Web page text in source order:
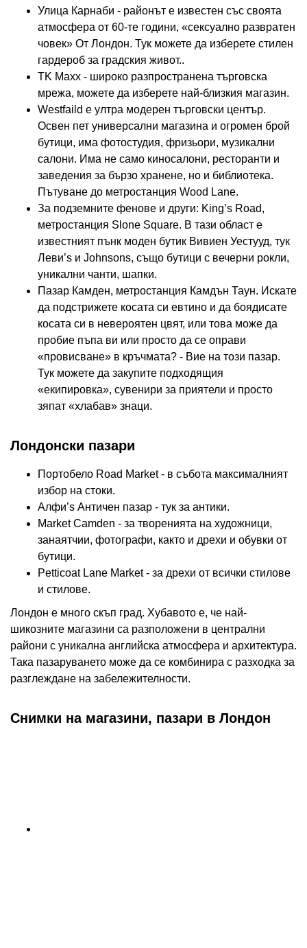
Улица Карнаби - районът е известен със своята
атмосфера от 60-те години, «сексуално развратен
човек» От Лондон. Тук можете да изберете стилен
гардероб за градския живот..
TK Maxx - широко разпространена търговска
мрежа, можете да изберете най-близкия магазин.
Westfaild е ултра модерен търговски център.
Освен пет универсални магазина и огромен брой
бутици, има фотостудия, фризьори, музикални
салони. Има не само киносалони, ресторанти и
заведения за бързо хранене, но и библиотека.
Пътуване до метростанция Wood Lane.
За подземните фенове и други: King’s Road,
метростанция Slone Square. В тази област е
известният пънк моден бутик Вивиен Уестууд, тук
Леви’s и Johnsons, също бутици с вечерни рокли,
уникални чанти, шапки.
Пазар Камден, метростанция Камдън Таун. Искате
да подстрижете косата си евтино и да боядисате
косата си в невероятен цвят, или това може да
пробие пъпа ви или просто да се оправи
«провисване» в кръчмата? - Вие на този пазар.
Тук можете да закупите подходящия
«екипировка», сувенири за приятели и просто
зяпат «хлабав» знаци.
Лондонски пазари
Портобело Road Market - в събота максималният
избор на стоки.
Алфи’s Античен пазар - тук за антики.
Market Camden - за творенията на художници,
занаятчии, фотографи, както и дрехи и обувки от
бутици.
Petticoat Lane Market - за дрехи от всички стилове
и стилове.
Лондон е много скъп град. Хубавото е, че най-
шикозните магазини са разположени в централни
райони с уникална английска атмосфера и архитектура.
Така пазаруването може да се комбинира с разходка за
разглеждане на забележителности.
Снимки на магазини, пазари в Лондон